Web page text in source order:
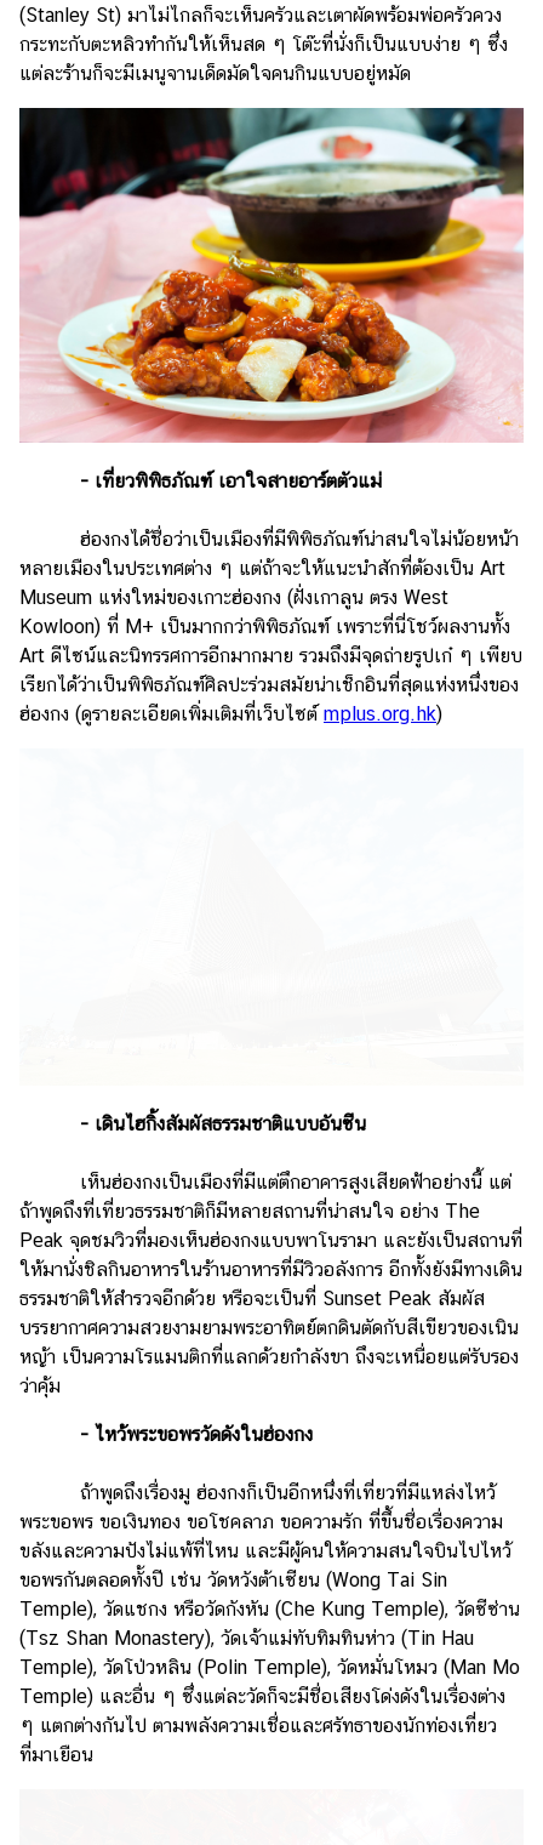
(Stanley St) มาไม่ไกลก็จะเห็นครัวและเตาผัดพร้อมพ่อครัวควง
กระทะกับตะหลิวทำกันให้เห็นสด ๆ โต๊ะที่นั่งก็เป็นแบบง่าย ๆ ซึ่ง
แต่ละร้านก็จะมีเมนูจานเด็ดมัดใจคนกินแบบอยู่หมัด
- เที่ยวพิพิธภัณฑ์ เอาใจสายอาร์ตตัวแม่
ฮ่องกงได้ชื่อว่าเป็นเมืองที่มีพิพิธภัณฑ์น่าสนใจไม่น้อยหน้า
หลายเมืองในประเทศต่าง ๆ แต่ถ้าจะให้แนะนำสักที่ต้องเป็น Art
Museum แห่งใหม่ของเกาะฮ่องกง (ฝั่งเกาลูน ตรง West
Kowloon) ที่ M+ เป็นมากกว่าพิพิธภัณฑ์ เพราะที่นี่โชว์ผลงานทั้ง
Art ดีไซน์และนิทรรศการอีกมากมาย รวมถึงมีจุดถ่ายรูปเก๋ ๆ เพียบ
เรียกได้ว่าเป็นพิพิธภัณฑ์ศิลปะร่วมสมัยน่าเช็กอินที่สุดแห่งหนึ่งของ
ฮ่องกง (ดูรายละเอียดเพิ่มเติมที่เว็บไซต์ mplus.org.hk)
- เดินไฮกิ้งสัมผัสธรรมชาติแบบอันซีน
เห็นฮ่องกงเป็นเมืองที่มีแต่ตึกอาคารสูงเสียดฟ้าอย่างนี้ แต่
ถ้าพูดถึงที่เที่ยวธรรมชาติก็มีหลายสถานที่น่าสนใจ อย่าง The
Peak จุดชมวิวที่มองเห็นฮ่องกงแบบพาโนรามา และยังเป็นสถานที่
ให้มานั่งชิลกินอาหารในร้านอาหารที่มีวิวอลังการ อีกทั้งยังมีทางเดิน
ธรรมชาติให้สำรวจอีกด้วย หรือจะเป็นที่ Sunset Peak สัมผัส
บรรยากาศความสวยงามยามพระอาทิตย์ตกดินตัดกับสีเขียวของเนิน
หญ้า เป็นความโรแมนติกที่แลกด้วยกำลังขา ถึงจะเหนื่อยแต่รับรอง
ว่าคุ้ม
- ไหว้พระขอพรวัดดังในฮ่องกง
ถ้าพูดถึงเรื่องมู ฮ่องกงก็เป็นอีกหนึ่งที่เที่ยวที่มีแหล่งไหว้
พระขอพร ขอเงินทอง ขอโชคลาภ ขอความรัก ที่ขึ้นชื่อเรื่องความ
ขลังและความปังไม่แพ้ที่ไหน และมีผู้คนให้ความสนใจบินไปไหว้
ขอพรกันตลอดทั้งปี เช่น วัดหวังต้าเซียน (Wong Tai Sin
Temple), วัดแชกง หรือวัดกังหัน (Che Kung Temple), วัดซีซ่าน
(Tsz Shan Monastery), วัดเจ้าแม่ทับทิมทินห่าว (Tin Hau
Temple), วัดโป่วหลิน (Polin Temple), วัดหมั่นโหมว (Man Mo
Temple) และอื่น ๆ ซึ่งแต่ละวัดก็จะมีชื่อเสียงโด่งดังในเรื่องต่าง
ๆ แตกต่างกันไป ตามพลังความเชื่อและศรัทธาของนักท่องเที่ยว
ที่มาเยือน